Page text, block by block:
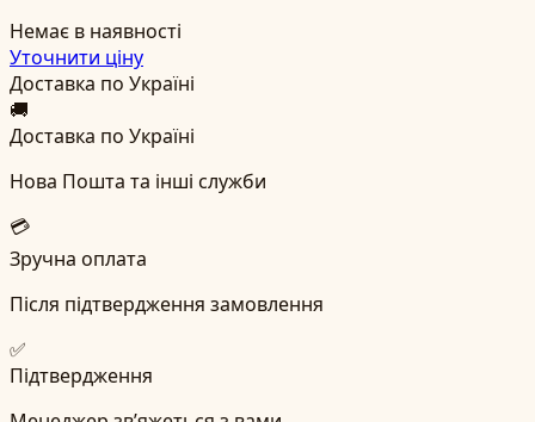
Немає в наявності
Уточнити ціну
Доставка по Україні
🚚
Доставка по Україні
Нова Пошта та інші служби
💳
Зручна оплата
Після підтвердження замовлення
✅
Підтвердження